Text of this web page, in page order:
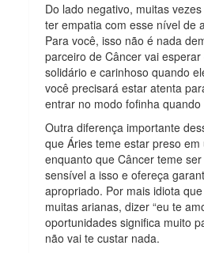
Do lado negativo, muitas
ter empatia com esse nível de
Para você, isso não é nada
parceiro de Câncer vai
solidário e carinhoso quando
você precisará estar atenta
entrar no modo fofinha quando
Outra diferença importante
que Áries teme estar preso
enquanto que Câncer teme
sensível a isso e ofereça
apropriado. Por mais idiota
muitas arianas, dizer “eu te
oportunidades significa muito
não vai te custar nada.